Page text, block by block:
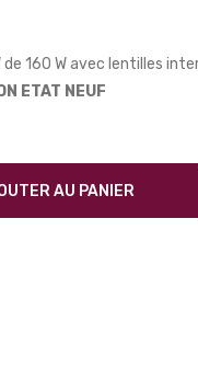
de 160 W avec lentilles
ETAT NEUF
AU PANIER